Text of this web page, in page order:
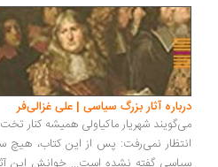
درباره آثار بزرگ سیاسی | علی غزالی‌فر
می‌گویند شهریار ماکیاولی همیشه کنار
انتظار نمی‌رفت: پس از این کتاب، هیچ